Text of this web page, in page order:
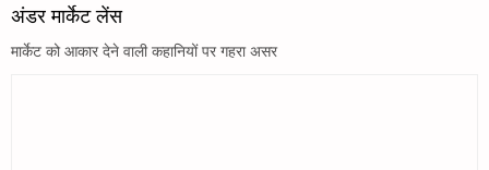
अंडर मार्केट लेंस
मार्केट को आकार देने वाली कहानियों पर गहरा असर